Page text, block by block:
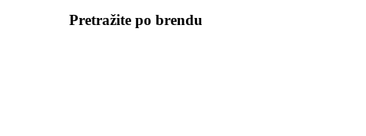
Pretražite po brendu